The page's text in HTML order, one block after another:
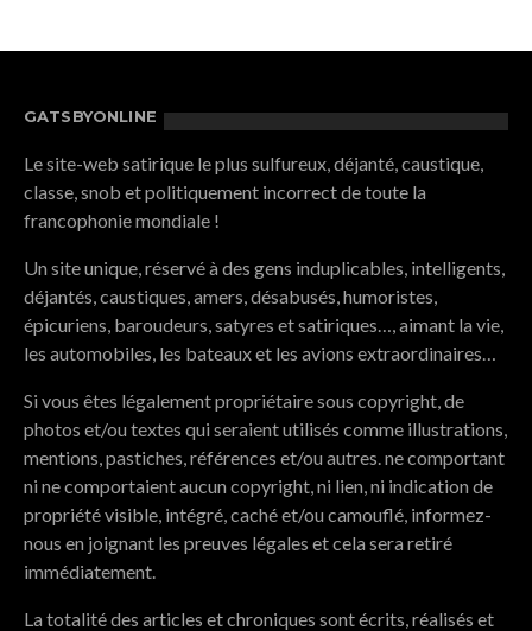
GATSBYONLINE
Le site-web satirique le plus sulfureux, déjanté, caustique,
classe, snob et politiquement incorrect de toute la
francophonie mondiale !
Un site unique, réservé à des gens induplicables, intelligents,
déjantés, caustiques, amers, désabusés, humoristes,
épicuriens, baroudeurs, satyres et satiriques…, aimant la vie,
les automobiles, les bateaux et les avions extraordinaires…
Si vous êtes légalement propriétaire sous copyright, de
photos et/ou textes qui seraient utilisés comme illustrations,
mentions, pastiches, références et/ou autres. ne comportant
ni ne comportaient aucun copyright, ni lien, ni indication de
propriété visible, intégré, caché et/ou camouflé, informez-
nous en joignant les preuves légales et cela sera retiré
immédiatement.
La totalité des articles et chroniques sont écrits, réalisés et